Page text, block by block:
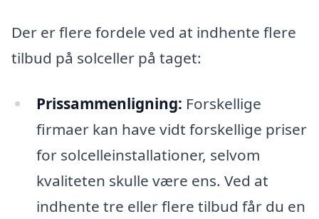
Der er flere fordele ved at indhente flere
tilbud på solceller på taget:
Prissammenligning: Forskellige
firmaer kan have vidt forskellige priser
for solcelleinstallationer, selvom
kvaliteten skulle være ens. Ved at
indhente tre eller flere tilbud får du en